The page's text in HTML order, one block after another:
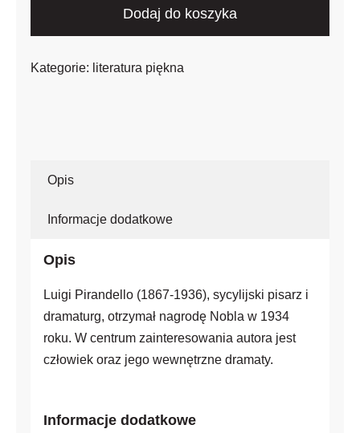
Giara
novelle
Dodaj do koszyka
Kategorie: literatura piękna
Opis
Informacje dodatkowe
Opis
Luigi Pirandello (1867-1936), sycylijski pisarz i
dramaturg, otrzymał nagrodę Nobla w 1934
roku. W centrum zainteresowania autora jest
człowiek oraz jego wewnętrzne dramaty.
Informacje dodatkowe